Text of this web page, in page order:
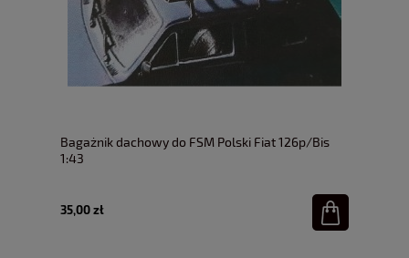
Bagażnik dachowy do FSM Polski Fiat 126p/Bis
1:43
35,00 zł